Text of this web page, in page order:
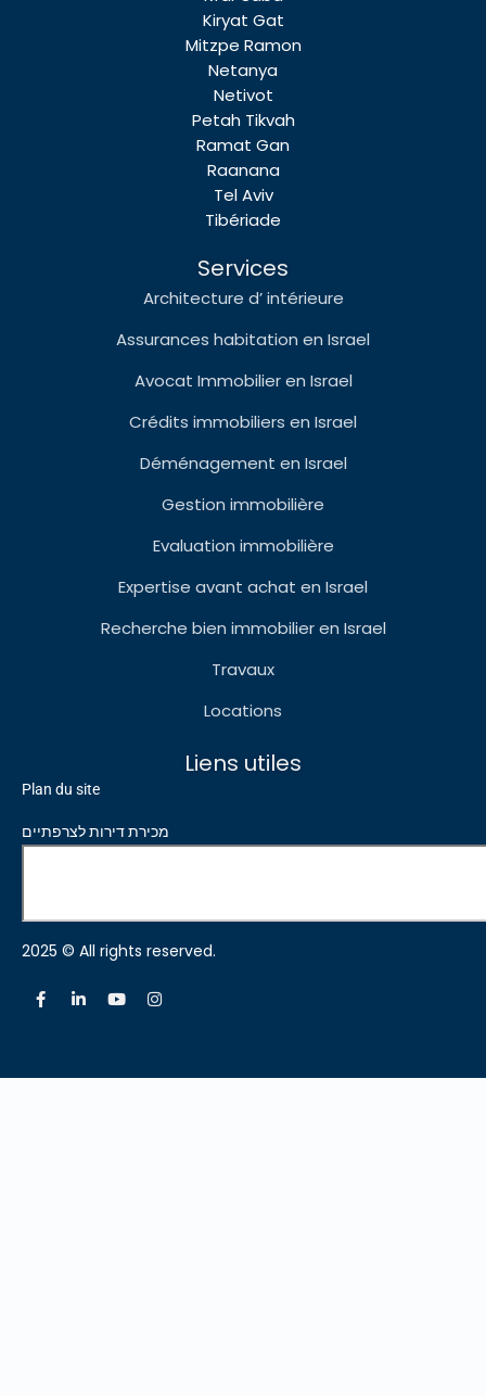
Kiryat Gat
Mitzpe Ramon
Netanya
Netivot
Petah Tikvah
Ramat Gan
Raanana
Tel Aviv
Tibériade
Services
Architecture d’ intérieure
Assurances habitation en Israel
Avocat Immobilier en Israel
Crédits immobiliers en Israel
Déménagement en Israel
Gestion immobilière
Evaluation immobilière
Expertise avant achat en Israel
Recherche bien immobilier en Israel
Travaux
Locations
Liens utiles
Plan du site
מכירת דירות לצרפתיים
2025 © All rights reserved.